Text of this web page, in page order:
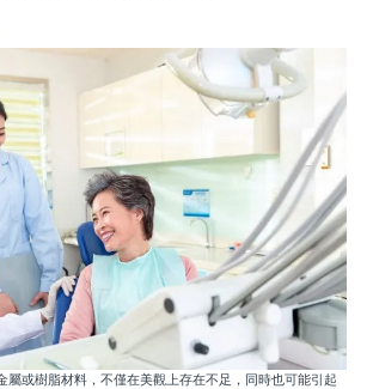
或樹脂材料，不僅在美觀上存在不足，同時也可能引起